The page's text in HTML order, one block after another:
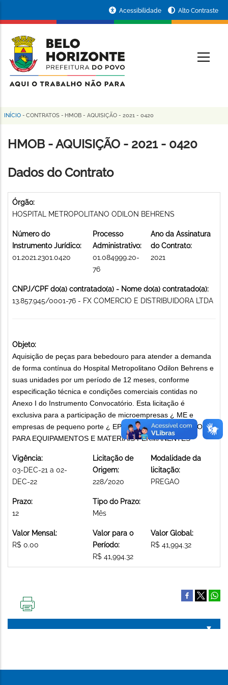
conteúdo
principal
da
Prefeitura
de
Horizonte
Acessibilidade Alto Contraste
Trilha
de
INÍCIO - CONTRATOS - HMOB - AQUISIÇÃO - 2021 - 0420
HMOB - AQUISIÇÃO - 2021 - 0420
Dados do Contrato
Órgão:
HOSPITAL METROPOLITANO ODILON BEHRENS
Número do
Instrumento Jurídico:
01.2021.2301.0420
Processo
Administrativo:
01.084999.20-
76
Ano da Assinatura
do Contrato:
2021
CNPJ/CPF do(a) contratado(a) - Nome do(a) contratado(a):
13.857.945/0001-76 - FX COMERCIO E DISTRIBUIDORA LTDA
Objeto:
Aquisição de peças para bebedouro para atender a demanda
de forma contínua do Hospital Metropolitano Odilon Behrens e
suas unidades por um período de 12 meses, conforme
especificação técnica e condições comerciais contidas no
Anexo I do Instrumento Convocatório. Esta licitação é
exclusiva para a participação de microempresas ¿ ME e
empresas de pequeno porte ¿ EPP. PEÇAS E ACESSÓRIOS
PARA EQUIPAMENTOS E MATERIAIS PERMANENTES
Vigência:
03-DEC-21 a 02-
DEC-22
Licitação de
Origem:
228/2020
Modalidade da
licitação:
PREGAO
Prazo:
12
Tipo do Prazo:
Mês
Valor Mensal:
R$ 0.00
Valor para o
Período:
R$ 41,994.32
Valor Global:
R$ 41,994.32
PÁGINA